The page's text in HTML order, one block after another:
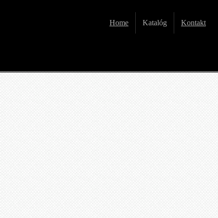
Home Katalóg Kontakt